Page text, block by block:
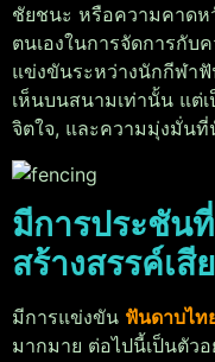
ชัยชนะ หรือความคาดห
ตนเองในการจัดการกับ
แข่งขันระหว่างนักกีฬา
เห็นบนสนามเท่านั้น แต่
จิตใจ, และความมุ่งมั่น
มีการประชัน
สร้างสรรค์เสี
มีการแข่งขัน ฟันดาบไท
มากมาย ต่อไปนี้เป็นตัวอ